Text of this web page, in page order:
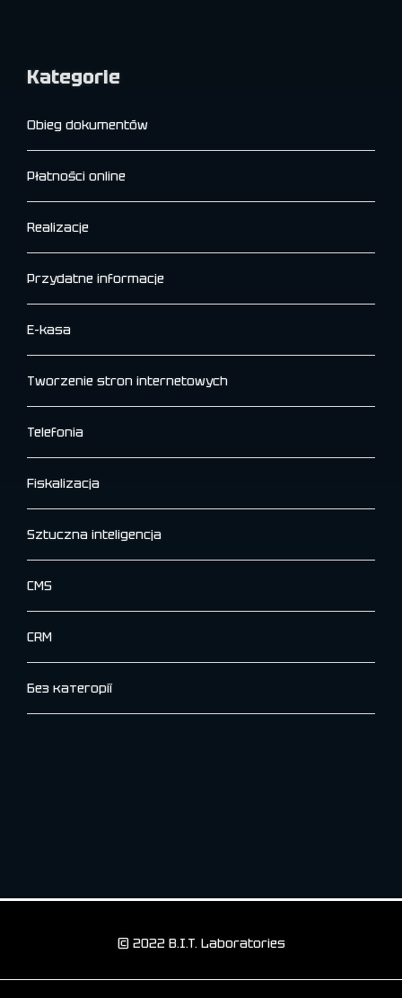
Kategorie
Obieg dokumentów
Płatności online
Realizacje
Przydatne informacje
E-kasa
Tworzenie stron internetowych
Telefonia
Fiskalizacja
Sztuczna inteligencja
CMS
CRM
Без категорії
© 2022 B.I.T. Laboratories